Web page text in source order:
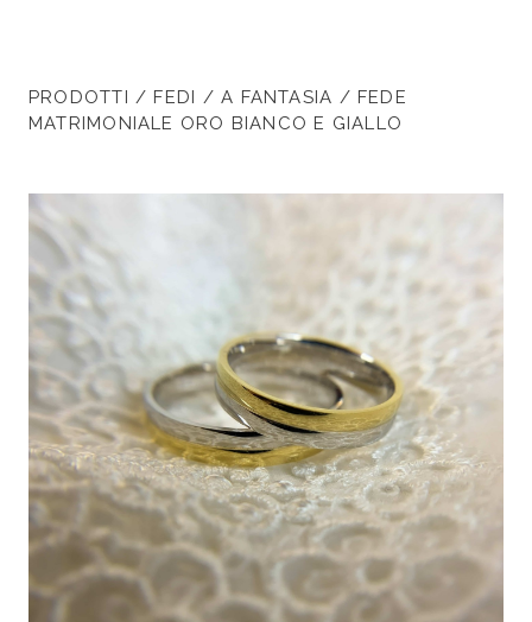
PRODOTTI / FEDI /A FANTASIA / FEDE
MATRIMONIALE ORO BIANCO E GIALLO